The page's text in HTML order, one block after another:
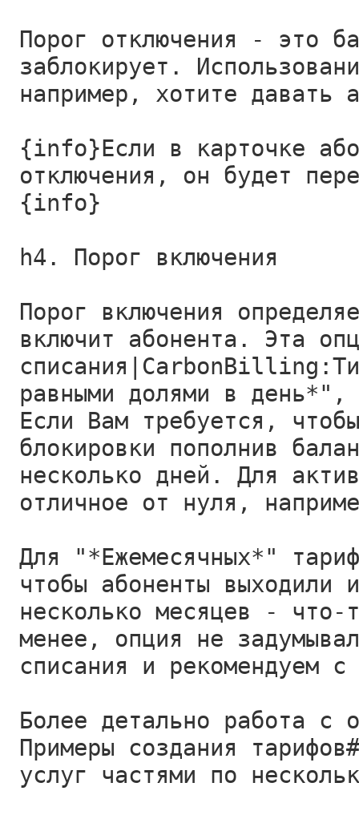
Порог отключения - это
заблокирует.
например, хотите давать
{info}Если в карточке
отключения, он будет
{info}
h4. Порог включения
Порог включения
включит абонента. Эта
равными долями в
Если Вам требуется,
блокировки пополнив
несколько дней. Для
отличное от нуля,
Для "*Ежемесячных*"
чтобы абоненты выходили
несколько месяцев -
менее, опция не
списания и рекомендуем
Более детально работа с
Примеры создания
услуг частями по